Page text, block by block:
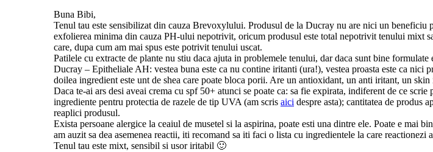
Buna Bibi,
Tenul tau este sensibilizat din cauza Brevoxylului. Produsul de la Ducray nu are nici un
exfolierea minima din cauza PH-ului nepotrivit, oricum produsul este total nepotrivit tenului mixt
care, dupa cum am mai spus este potrivit tenului uscat.
Patilele cu extracte de plante nu stiu daca ajuta in problemele tenului, dar daca sunt bine
Ducray – Epitheliale AH: vestea buna este ca nu contine iritanti (ura!), vestea proasta este ca
doilea ingredient este unt de shea care poate bloca porii. Are un antioxidant, un anti iritant, un
Daca te-ai ars desi aveai crema cu spf 50+ atunci se poate ca: sa fie expirata, indiferent de ce
ingrediente pentru protectia de razele de tip UVA (am scris aici despre asta); cantitatea de produs
reaplici produsul.
Exista persoane alergice la ceaiul de musetel si la aspirina, poate esti una dintre ele. Poate e mai
am auzit sa dea asemenea reactii, iti recomand sa iti faci o lista cu ingredientele la care reactionezi
Tenul tau este mixt, sensibil si usor iritabil 🙂